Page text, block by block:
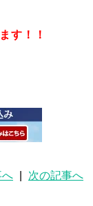
す！！
へ 次の記事へ